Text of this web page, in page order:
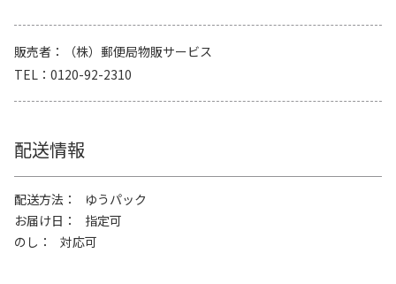
販売者
（株）郵便局物販サービス
TEL
0120-92-2310
配送情報
配送方法
ゆうパック
お届け日
指定可
のし
対応可